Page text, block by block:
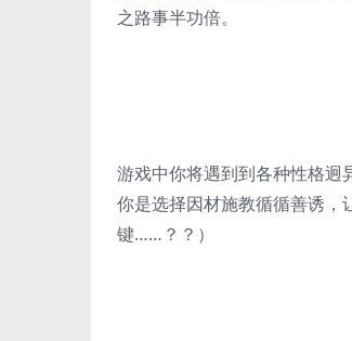
之路事半功倍。
游戏中你将遇到到各种性格迥
你是选择因材施教循循善诱，
键……？？）